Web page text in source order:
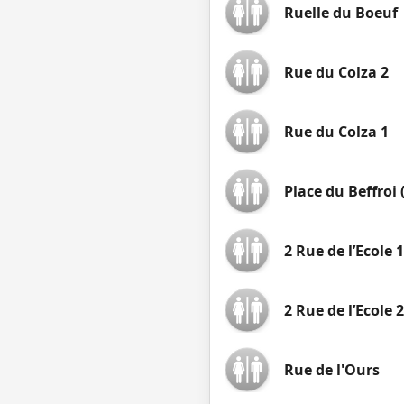
Ruelle du Boeuf
Rue du Colza 2
Rue du Colza 1
Place du Beffroi
2 Rue de l’Ecole 1
2 Rue de l’Ecole 2
Rue de l'Ours